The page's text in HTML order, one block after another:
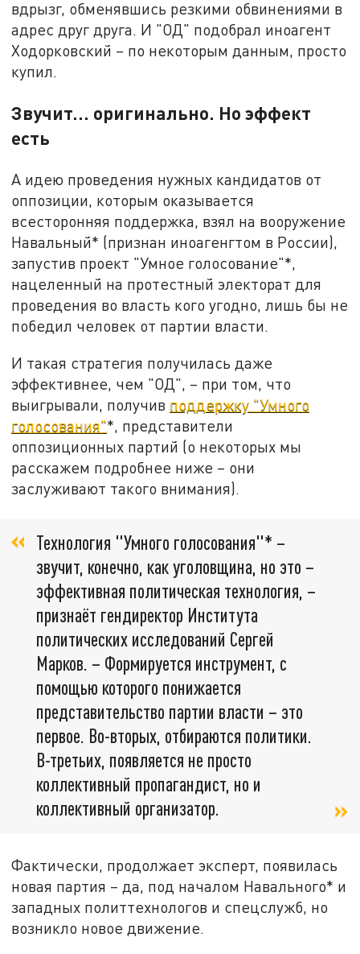
вдрызг, обменявшись резкими обвинениями в
адрес друг друга. И "ОД" подобрал иноагент
Ходорковский – по некоторым данным, просто
купил.
Звучит... оригинально. Но эффект
есть
А идею проведения нужных кандидатов от
оппозиции, которым оказывается
всесторонняя поддержка, взял на вооружение
Навальный* (признан иноагенгтом в России),
запустив проект "Умное голосование"*,
нацеленный на протестный электорат для
проведения во власть кого угодно, лишь бы не
победил человек от партии власти.
И такая стратегия получилась даже
эффективнее, чем "ОД", – при том, что
выигрывали, получив поддержку "Умного
голосования"*, представители
оппозиционных партий (о некоторых мы
расскажем подробнее ниже – они
заслуживают такого внимания).
Технология "Умного голосования"* –
звучит, конечно, как уголовщина, но это –
эффективная политическая технология, –
признаёт гендиректор Института
политических исследований Сергей
Марков. – Формируется инструмент, с
помощью которого понижается
представительство партии власти – это
первое. Во-вторых, отбираются политики.
В-третьих, появляется не просто
коллективный пропагандист, но и
коллективный организатор.
Фактически, продолжает эксперт, появилась
новая партия – да, под началом Навального* и
западных политтехнологов и спецслужб, но
возникло новое движение.